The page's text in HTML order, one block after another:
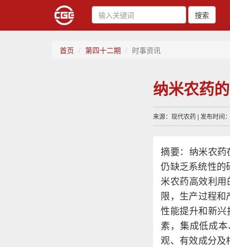
搜索
首页 第四十二期 时事资讯
纳米农药
来源：现代农药 | 发布时间
摘要：纳米农药
仍缺乏系统性的
米农药高效利
限，生产过程
性能提升和新
素，集成低成
观、有效成分